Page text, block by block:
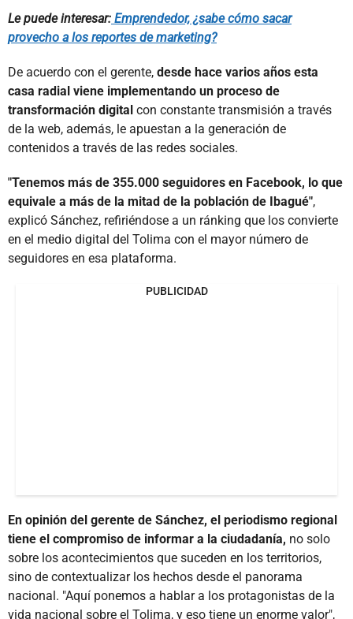
Le puede interesar: Emprendedor, ¿sabe cómo sacar
provecho a los reportes de marketing?
De acuerdo con el gerente, desde hace varios años esta
casa radial viene implementando un proceso de
transformación digital con constante transmisión a través
de la web, además, le apuestan a la generación de
contenidos a través de las redes sociales.
"Tenemos más de 355.000 seguidores en Facebook, lo que
equivale a más de la mitad de la población de Ibagué",
explicó Sánchez, refiriéndose a un ránking que los convierte
en el medio digital del Tolima con el mayor número de
seguidores en esa plataforma.
PUBLICIDAD
En opinión del gerente de Sánchez, el periodismo regional
tiene el compromiso de informar a la ciudadanía, no solo
sobre los acontecimientos que suceden en los territorios,
sino de contextualizar los hechos desde el panorama
nacional. "Aquí ponemos a hablar a los protagonistas de la
vida nacional sobre el Tolima, y eso tiene un enorme valor",